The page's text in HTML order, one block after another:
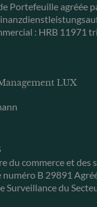
Portefeuille agréée
: HRB 11971
LUX
du commerce et des
numéro B 29891
Surveillance du